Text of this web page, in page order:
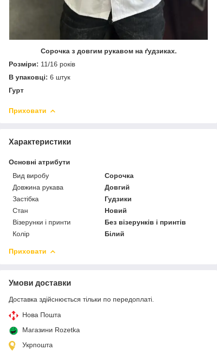
Сорочка з довгим рукавом на ґудзиках.
Розміри: 11/16 років
В упаковці: 6 штук
Гурт
Приховати
Характеристики
Основні атрибути
Вид виробу
Сорочка
Довжина рукава
Довгий
Застібка
Гудзики
Стан
Новий
Візерунки і принти
Без візерунків і принтів
Колір
Білий
Приховати
Умови доставки
Доставка здійснюється тільки по передоплаті.
Нова Пошта
Магазини Rozetka
Укрпошта